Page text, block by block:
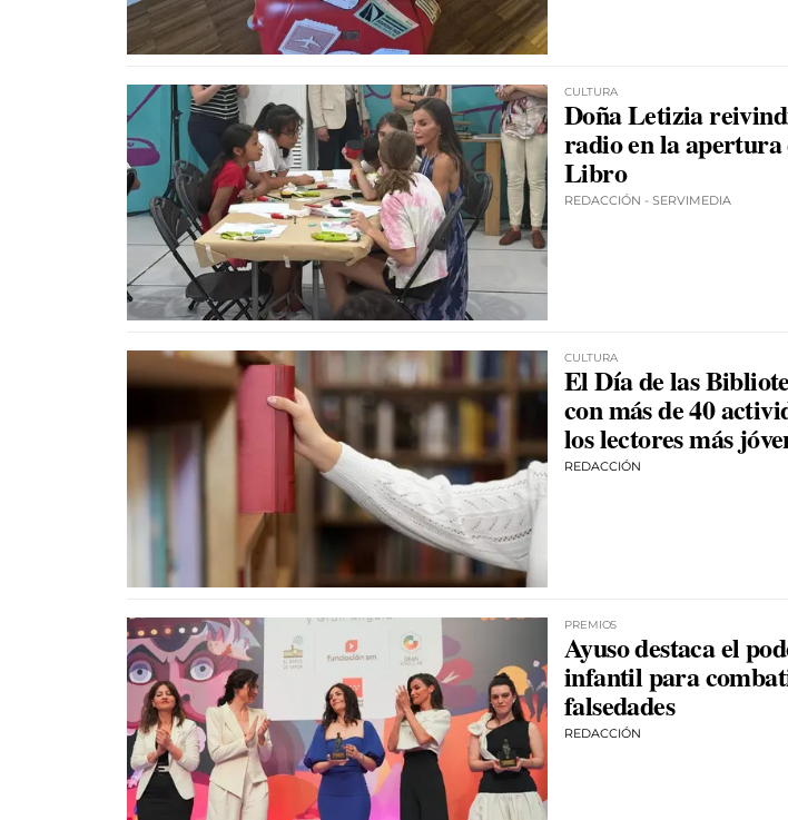
CULTURA
Doña Letizia
radio en la
Libro
REDACCIÓN - SERVIMEDIA
CULTURA
El Día de las
con más de 40
los lectores más
REDACCIÓN
PREMIOS
Ayuso destaca el
infantil para
falsedades
REDACCIÓN